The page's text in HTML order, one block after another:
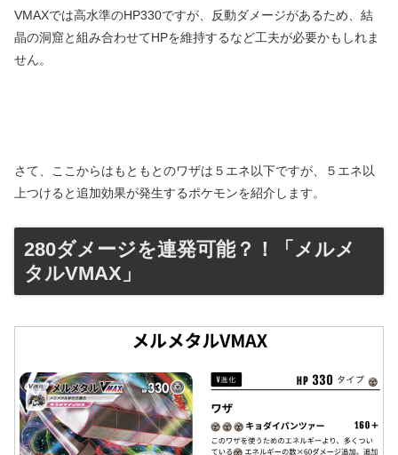
VMAXでは高水準のHP330ですが、反動ダメージがあるため、結
晶の洞窟と組み合わせてHPを維持するなど工夫が必要かもしれま
せん。
さて、ここからはもともとのワザは５エネ以下ですが、５エネ以
上つけると追加効果が発生するポケモンを紹介します。
280ダメージを連発可能？！「メルメ
タルVMAX」